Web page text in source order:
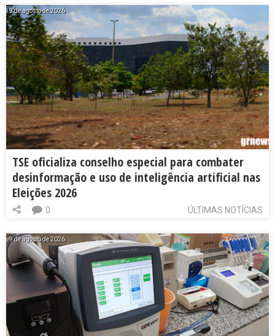
9 de agosto de 2026
TSE oficializa conselho especial para combater
desinformação e uso de inteligência artificial nas
Eleições 2026
ÚLTIMAS NOTÍCIAS
0
9 de agosto de 2026